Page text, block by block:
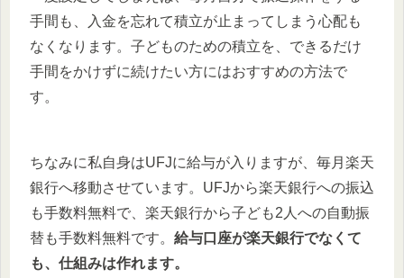
手間も、入金を忘れて積立が止まってしまう心配も
なくなります。子どものための積立を、できるだけ
手間をかけずに続けたい方にはおすすめの方法で
す。
ちなみに私自身はUFJに給与が入りますが、毎月楽天
銀行へ移動させています。UFJから楽天銀行への振込
も手数料無料で、楽天銀行から子ども2人への自動振
替も手数料無料です。 給与口座が楽天銀行でなくて
も、仕組みは作れます。